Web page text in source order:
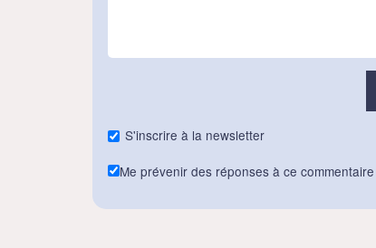
S'inscrire à la newsletter
Me prévenir des réponses à ce